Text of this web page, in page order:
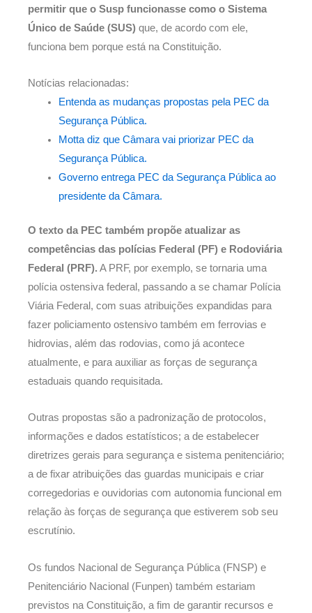
permitir que o Susp funcionasse como o Sistema
Único de Saúde (SUS) que, de acordo com ele,
funciona bem porque está na Constituição.
Notícias relacionadas:
Entenda as mudanças propostas pela PEC da
Segurança Pública.
Motta diz que Câmara vai priorizar PEC da
Segurança Pública.
Governo entrega PEC da Segurança Pública ao
presidente da Câmara.
O texto da PEC também propõe atualizar as
competências das polícias Federal (PF) e Rodoviária
Federal (PRF). A PRF, por exemplo, se tornaria uma
polícia ostensiva federal, passando a se chamar Polícia
Viária Federal, com suas atribuições expandidas para
fazer policiamento ostensivo também em ferrovias e
hidrovias, além das rodovias, como já acontece
atualmente, e para auxiliar as forças de segurança
estaduais quando requisitada.
Outras propostas são a padronização de protocolos,
informações e dados estatísticos; a de estabelecer
diretrizes gerais para segurança e sistema penitenciário;
a de fixar atribuições das guardas municipais e criar
corregedorias e ouvidorias com autonomia funcional em
relação às forças de segurança que estiverem sob seu
escrutínio.
Os fundos Nacional de Segurança Pública (FNSP) e
Penitenciário Nacional (Funpen) também estariam
previstos na Constituição, a fim de garantir recursos e